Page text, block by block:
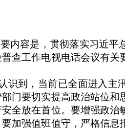
内容是，贯彻落实习近平
查工作电视电话会议有关
到，当前已全面进入主
门要切实提高政治站位和
全放在首位。要增强政治
加强值班值守，严格信息